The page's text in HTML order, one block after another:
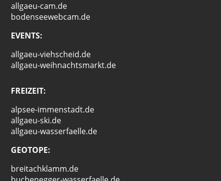
allgaeu-cam.de
bodenseewebcam.de
EVENTS:
allgaeu-viehscheid.de
allgaeu-weihnachtsmarkt.de
FREIZEIT:
alpsee-immenstadt.de
allgaeu-ski.de
allgaeu-wasserfaelle.de
GEOTOPE:
breitachklamm.de